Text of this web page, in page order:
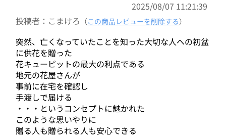
2025/08/07 11:21:39
投稿者：こまけろ （この商品レビューを削除する）
突然、亡くなっていたことを知った大切な人への初盆
に供花を贈った
花キューピットの最大の利点である
地元の花屋さんが
事前に在宅を確認し
手渡しで届ける
・・・というコンセプトに魅かれた
このような思いやりに
贈る人も贈られる人も安心できる